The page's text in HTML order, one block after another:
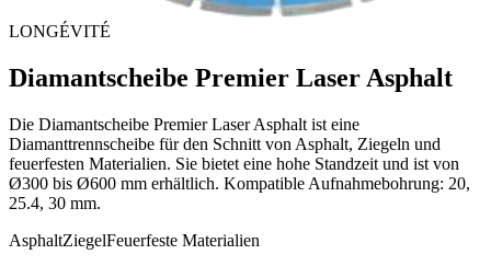
LONGÉVITÉ
Diamantscheibe Premier Laser Asphalt
Die Diamantscheibe Premier Laser Asphalt ist eine
Diamanttrennscheibe für den Schnitt von Asphalt, Ziegeln und
feuerfesten Materialien. Sie bietet eine hohe Standzeit und ist von
Ø300 bis Ø600 mm erhältlich. Kompatible Aufnahmebohrung: 20,
25.4, 30 mm.
AsphaltZiegelFeuerfeste Materialien